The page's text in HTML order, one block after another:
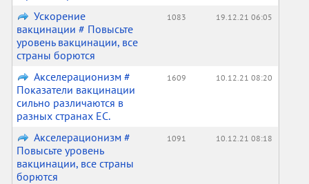
Ускорение
вакцинации # Повысьте
уровень вакцинации, все
страны борются
1083 19.12.21 06:05
Акселерационизм #
Показатели вакцинации
сильно различаются в
разных странах ЕС.
1609 10.12.21 08:20
Акселерационизм #
Повысьте уровень
вакцинации, все страны
борются
1091 10.12.21 08:18